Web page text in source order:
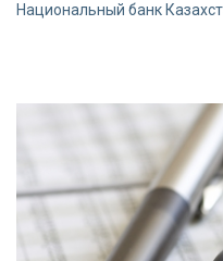
Национальный банк